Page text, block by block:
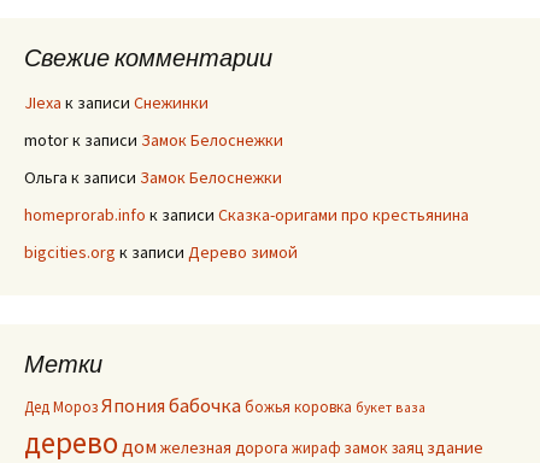
Свежие комментарии
JIexa к записи Снежинки
motorк записи Замок Белоснежки
Ольга к записи Замок Белоснежки
homeprorab.info к записи Сказка-оригами про крестьянина
bigcities.org к записи Дерево зимой
Метки
Дед МорозЯпония бабочкабожья коровка букет ваза
дереводомжелезная дорога жираф замокзаяц здание